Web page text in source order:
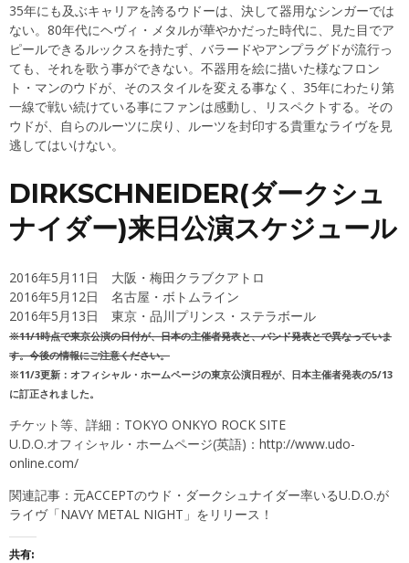
35年にも及ぶキャリアを誇るウドーは、決して器用なシンガーでは
ない。80年代にヘヴィ・メタルが華やかだった時代に、見た目でア
ピールできるルックスを持たず、バラードやアンプラグドが流行っ
ても、それを歌う事ができない。不器用を絵に描いた様なフロン
ト・マンのウドが、そのスタイルを変える事なく、35年にわたり第
一線で戦い続けている事にファンは感動し、リスペクトする。その
ウドが、自らのルーツに戻り、ルーツを封印する貴重なライヴを見
逃してはいけない。
DIRKSCHNEIDER(ダークシュ
ナイダー)来日公演スケジュール
2016年5月11日 大阪・梅田クラブクアトロ
2016年5月12日 名古屋・ボトムライン
2016年5月13日 東京・品川プリンス・ステラボール
※11/1時点で東京公演の日付が、日本の主催者発表と、バンド発表とで異なっていま
す。今後の情報にご注意ください。
※11/3更新：オフィシャル・ホームページの東京公演日程が、日本主催者発表の5/13
に訂正されました。
チケット等、詳細： TOKYO ONKYO ROCK SITE
U.D.O.オフィシャル・ホームページ(英語)： http://www.udo-
online.com/
関連記事： 元ACCEPTのウド・ダークシュナイダー率いるU.D.O.が
ライヴ「NAVY METAL NIGHT」をリリース！
共有: